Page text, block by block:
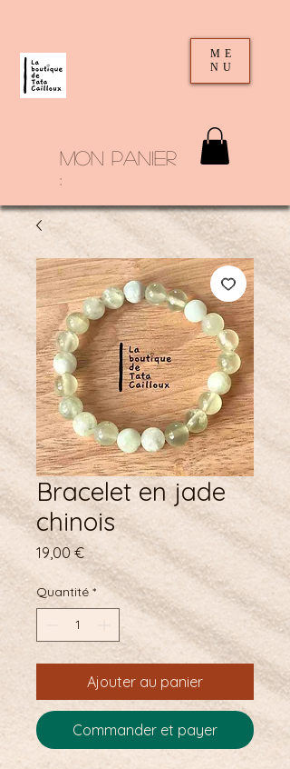
mon panier
:
ME
NU
Bracelet en jade
chinois
19,00 €Prix
Quantité *
Ajouter au panier
Commander et payer